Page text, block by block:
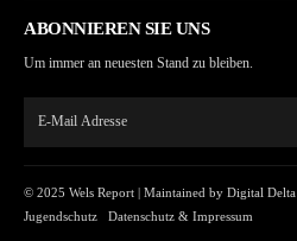
ABONNIEREN SIE UNS
Um immer an neuesten Stand zu bleiben.
© 2025 Wels Report | Maintained by Digital Delta
Jugendschutz
Datenschutz & Impressum